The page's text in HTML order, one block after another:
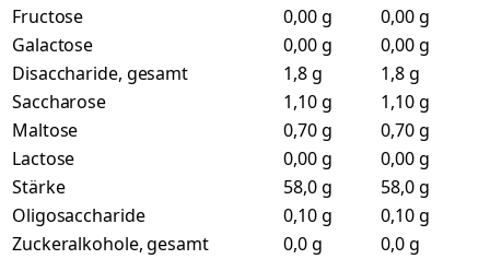
Fructose
0,00 g
0,00 g
Galactose
0,00 g
0,00 g
Disaccharide, gesamt
1,8 g
1,8 g
Saccharose
1,10 g
1,10 g
Maltose
0,70 g
0,70 g
Lactose
0,00 g
0,00 g
Stärke
58,0 g
58,0 g
Oligosaccharide
0,10 g
0,10 g
Zuckeralkohole, gesamt
0,0 g
0,0 g